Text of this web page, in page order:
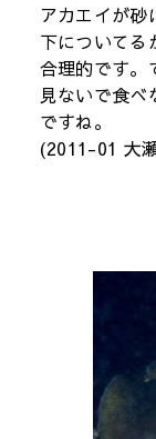
アカエイが砂
下についてる
合理的です。
見ないで食
ですね。
(2011-01 大